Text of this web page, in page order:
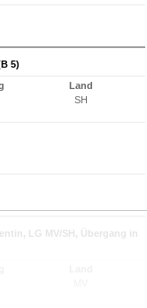
5)
Land
SH
LG MV/SH, Übergang in